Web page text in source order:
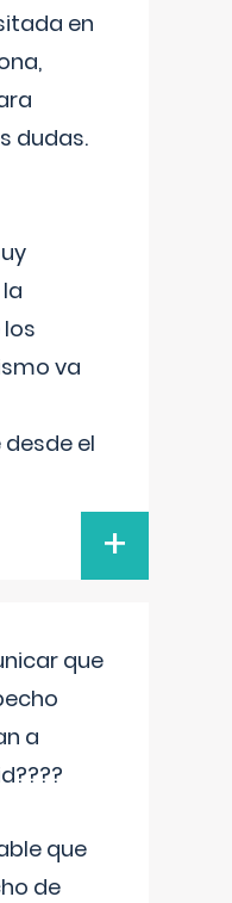
en
dudas.
va
el
+
que
a
que
de